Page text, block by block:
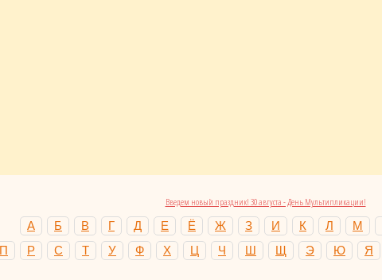
Введем новый праздник! 30 августа - День Мультипликации!
А Б В Г Д Е Ё Ж З И К Л М
П Р С Т У Ф Х Ц Ч Ш Щ Э Ю Я